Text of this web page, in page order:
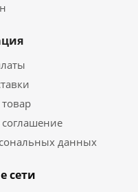
соглашение
данных
сети